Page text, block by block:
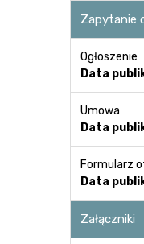
Zapytanie
Ogłoszenie
Data
Umowa
Data
Formularz
Data
Załączniki